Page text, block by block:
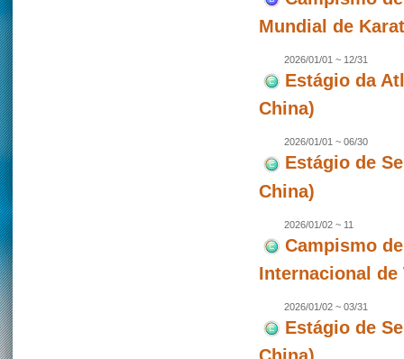
Mundial de
2026/01/01 ~ 12/31
Estágio da
China)
2026/01/01 ~ 06/30
Estágio de
China)
2026/01/02 ~ 11
Campismo
Internacional de
2026/01/02 ~ 03/31
Estágio de